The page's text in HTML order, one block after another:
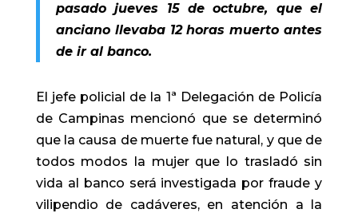
pasado jueves 15 de octubre, que el
anciano llevaba 12 horas muerto antes
de ir al banco.
El jefe policial de la 1ª Delegación de Policía
de Campinas mencionó que se determinó
que la causa de muerte fue natural, y que de
todos modos la mujer que lo trasladó sin
vida al banco será investigada por fraude y
vilipendio de cadáveres, en atención a la